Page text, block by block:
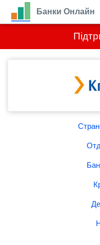
Банки Онлайн